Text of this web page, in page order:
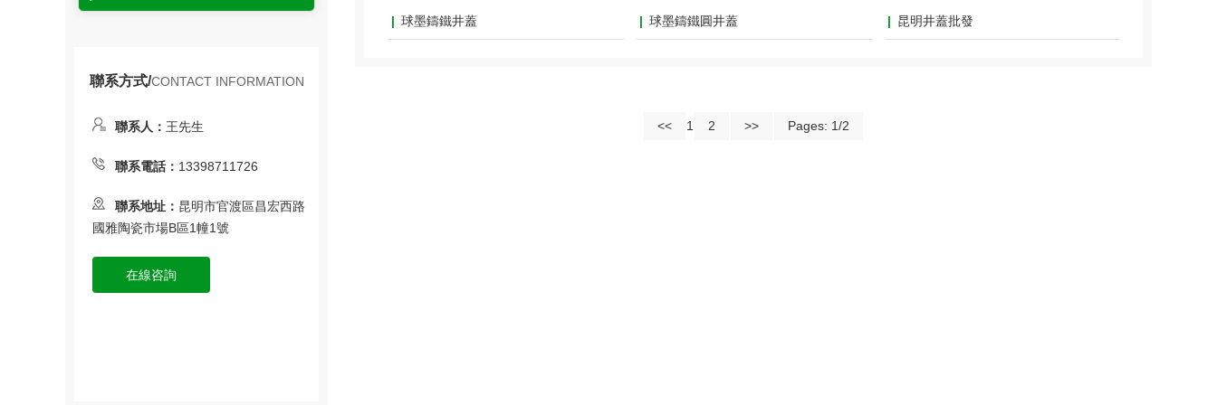
聯系方式/CONTACT INFORMATION
聯系人： 王先生
聯系電話： 13398711726
聯系地址： 昆明市官渡區昌宏西路
國雅陶瓷市場B區1幢1號
在線咨詢
球墨鑄鐵井蓋 球墨鑄鐵圓井蓋 昆明井蓋批發
<< 1 2 >> Pages: 1/2